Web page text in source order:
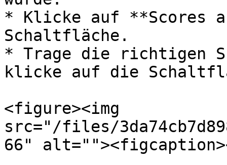
* Klicke auf **Scores
Schaltfläche.
* Trage die richtigen
klicke auf die
<figure><img
src="/files/
66"